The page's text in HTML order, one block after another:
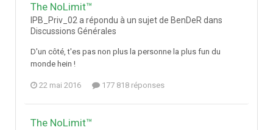
The NoLimit™
IPB_Priv_02 a répondu à un sujet de BenDeR dans
Discussions Générales
D'un côté, t'es pas non plus la personne la plus fun du
monde hein !
22 mai 2016 177 818 réponses
The NoLimit™